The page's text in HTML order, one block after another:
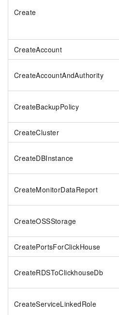
Create
CreateAccount
CreateAccountAndAuthority
CreateBackupPolicy
CreateCluster
CreateDBInstance
CreateMonitorDataReport
CreateOSSStorage
CreatePortsForClickHouse
CreateRDSToClickhouseDb
CreateServiceLinkedRole